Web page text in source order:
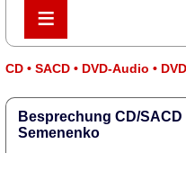
≡
≡
CD • SACD • DVD-Audio •
Besprechung CD/
Semenenko